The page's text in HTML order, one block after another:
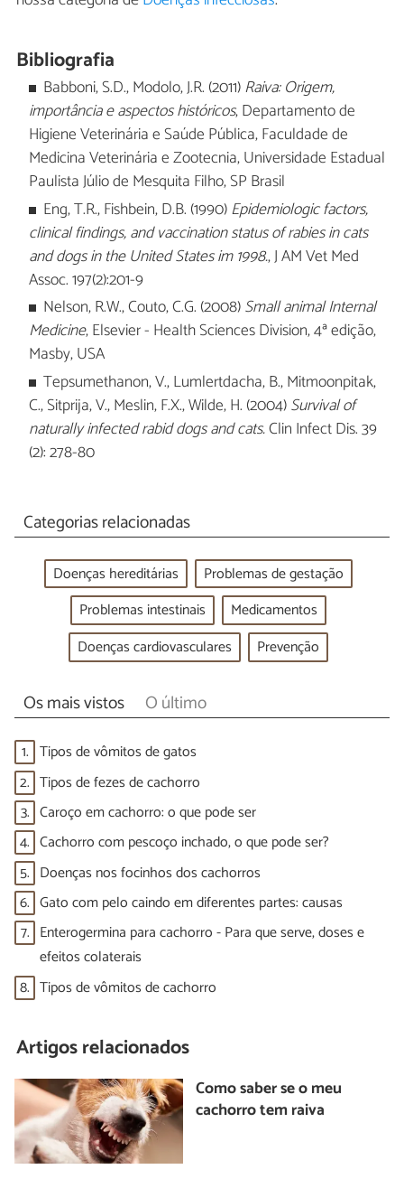
Bibliografia
Babboni, S.D., Modolo, J.R. (2011)Raiva: Origem,
importância e aspectos históricos, Departamento de
Higiene Veterinária e Saúde Pública, Faculdade de
Medicina Veterinária e Zootecnia, Universidade Estadual
Paulista Júlio de Mesquita Filho, SP Brasil
Eng, T.R., Fishbein, D.B. (1990)Epidemiologic factors,
clinical findings, and vaccination status of rabies in cats
and dogs in the United States im 1998., J AM Vet Med
Assoc. 197(2):201-9
Nelson, R.W., Couto, C.G. (2008)Small animal Internal
Medicine, Elsevier - Health Sciences Division, 4ª edição,
Masby, USA
Tepsumethanon, V., Lumlertdacha, B., Mitmoonpitak,
C., Sitprija, V., Meslin, F.X., Wilde, H. (2004)Survival of
naturally infected rabid dogs and cats.Clin Infect Dis. 39
(2): 278-80
Categorias relacionadas
Doenças hereditárias
Problemas de gestação
Problemas intestinais
Medicamentos
Doenças cardiovasculares
Prevenção
Os mais vistos O último
1. Tipos de vômitos de gatos
2. Tipos de fezes de cachorro
3. Caroço em cachorro: o que pode ser
4. Cachorro com pescoço inchado, o que pode ser?
5. Doenças nos focinhos dos cachorros
6. Gato com pelo caindo em diferentes partes: causas
7. Enterogermina para cachorro - Para que serve, doses e
efeitos colaterais
8. Tipos de vômitos de cachorro
Artigos relacionados
Como saber se o meu
cachorro tem raiva